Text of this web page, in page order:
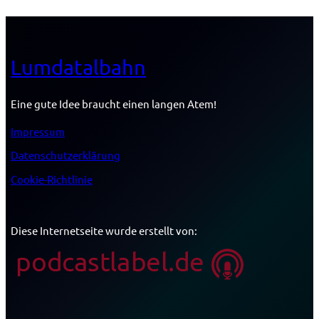
Lumdatalbahn
Eine gute Idee braucht einen langen Atem!
Impressum
Datenschutzerklärung
Cookie-Richtlinie
Diese Internetseite wurde erstellt von: